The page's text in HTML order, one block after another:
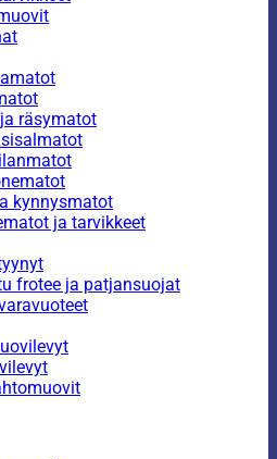
räsymatot
kynnysmatot
ja tarvikkeet
frotee ja patjansuojat